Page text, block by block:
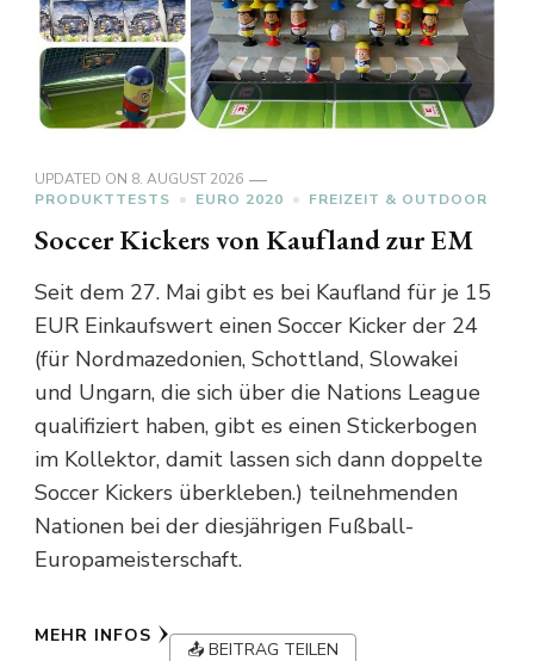
UPDATED ON 8. AUGUST 2026
PRODUKTTESTS
EURO 2020 FREIZEIT & OUTDOOR
Soccer Kickers von Kaufland zur EM
Seit dem 27. Mai gibt es bei Kaufland für je 15
EUR Einkaufswert einen Soccer Kicker der 24
(für Nordmazedonien, Schottland, Slowakei
und Ungarn, die sich über die Nations League
qualifiziert haben, gibt es einen Stickerbogen
im Kollektor, damit lassen sich dann doppelte
Soccer Kickers überkleben.) teilnehmenden
Nationen bei der diesjährigen Fußball-
Europameisterschaft.
MEHR INFOS
📤 BEITRAG TEILEN